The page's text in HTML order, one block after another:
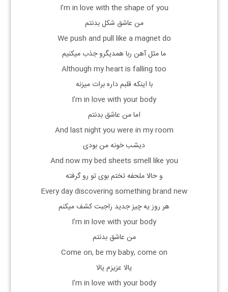
I’m in love with the shape of you
من عاشق شکل بدنتم
We push and pull like a magnet do
ما مثل آهن ربا همدیگرو جذب میکنیم
Although my heart is falling too
با اینکه قلبم داره برات میزنه
I’m in love with your body
اما من عاشق بدنتم
And last night you were in my room
دیشب خونه من بودی
And now my bed sheets smell like you
و حالا ملحفه تختم بوی تو رو گرفته
Every day discovering something brand new
هر روز یه چیز جدید راجبت کشف میکنم
I’m in love with your body
من عاشق بدنتم
Come on, be my baby, come on
یالا عزیزم یالا
I’m in love with your body